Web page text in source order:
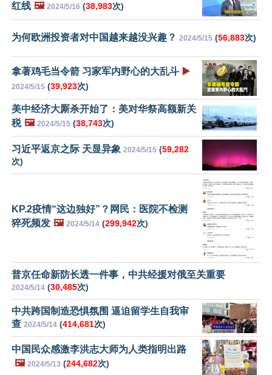
红线 🖼️ 2024/5/16 (38,983次)
为何欧洲投资者对中国越来越没兴趣？ 2024/5/15 (56,883次)
拿著鸡毛当令箭 习家军内野心的大乱斗 ▶️
2024/5/15 (39,923次)
美中经济大厮杀开始了：美对华祭高额新关
税 🖼️ 2024/5/15 (38,743次)
习近平返京之际 天显异象 2024/5/15 (59,282
次)
KP.2疫情“这边独好”？网民：医院不检测
猝死频发 🖼️ 2024/5/14 (299,942次)
普京任命新防长透一件事，中共经援对俄至关重要
2024/5/14 (30,485次)
中共跨国制造恐惧氛围 逼迫留学生自我审
查 2024/5/14 (414,681次)
中国民众感激李洪志大师为人类指明出路
🖼️ 2024/5/13 (244,682次)